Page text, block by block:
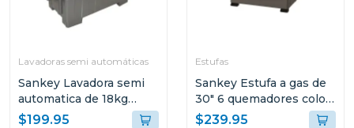
Lavadoras semi automáticas
Sankey Lavadora semi
automatica de 18kg
blanca wm1867
$199.95
Estufas
Sankey Estufa a gas de
30" 6 quemadores color
negra
$239.95